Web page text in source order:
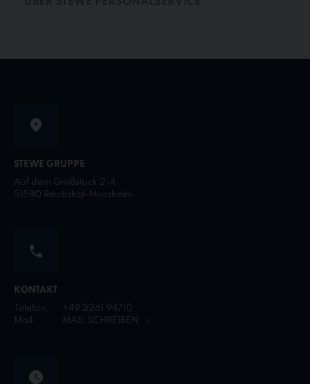
STEWE GRUPPE
Auf dem Großstück 2-4
51580 Reichshof-Hunsheim
KONTAKT
Telefon:
+49 2261 94710
Mail:
MAIL SCHREIBEN